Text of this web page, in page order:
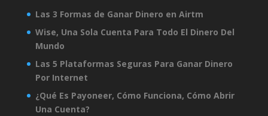
Las 3 Formas de Ganar Dinero en Airtm
Wise, Una Sola Cuenta Para Todo El Dinero Del
Mundo
Las 5 Plataformas Seguras Para Ganar Dinero
Por Internet
¿Qué Es Payoneer, Cómo Funciona, Cómo Abrir
Una Cuenta?